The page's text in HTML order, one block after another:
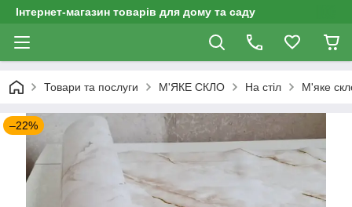
Інтернет-магазин товарів для дому та саду
Товари та послуги М'ЯКЕ СКЛО На стіл М'яке
–22%